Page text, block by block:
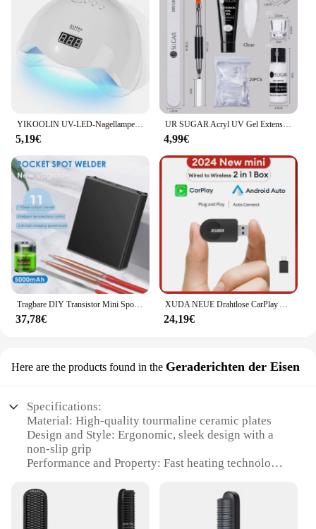
YIKOOLIN UV-LED-Nagellampe, 48 W, für professionelle Limousine, schneller Nagelgel-Trockner mit 4 Timern, automatischem Sensor-LCD-Display
5,19€
UR SUGAR Acryl UV Gel Extension Nail Gel Kit Nude Glitter Color Fast Building Gel Nagellack Alles für Maniküre Nail Art Design
4,99€
Tragbare DIY Transistor Mini Spot Schweißer Handheld-Maschine schnell Batterie verschiedene Schweiß netzteil mit Digital anzeige
37,78€
XUDA NEUE Drahtlose CarPlay Android Auto Wireless Adapter Smart Mini Box Plug Und Play WiFi Schnelle Verbindung Universal Für Nissan
24,19€
Here are the products found in the Geraderichten der Eisen
Specifications:
Material: High-quality tourmaline ceramic plates
Design and Style: Ergonomic, sleek design with a
non-slip grip
Performance and Property: Fast heating technology
Usage and Purpose: Ideal for straightening and
styling hair
Shape or Size or Weight or Quantity: Portable and